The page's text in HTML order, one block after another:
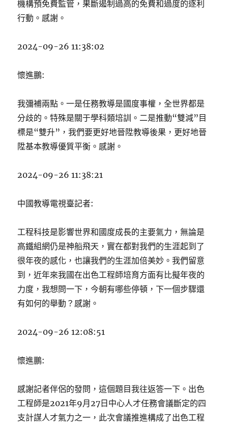
機構預免費監管，果斷遏制過高的免費和過度的逐利
行動。感謝。
2024-09-26 11:38:02
懷進鵬:
我彌補兩點。一是任務教導是國度事權，全世界都是
分歧的。特殊是關于學科類培訓。二是推動“雙減”目
標是“雙升”，我們要更好地晉陞教導後果，更好地晉
陞基本教導優質平衡。感謝。
2024-09-26 11:38:21
中國教導電視臺記者:
工程科技是影響世界和國度成長的主要氣力，無論是
高鐵組網仍是神船飛天，實在都對我們的生涯起到了
很年夜的感化，也讓我們的生涯加倍美妙。我們留意
到，近年來我國在出色工程師培育方面有比擬年夜的
力度，我想問一下，今朝有哪些停頓，下一個步驟還
有如何的舉動？感謝。
2024-09-26 12:08:51
懷進鵬:
感謝記者伴侶的發問，這個題目我往返答一下。出色
工程師是2021年9月27日中心人才任務會議斷定的四
支計謀人才氣力之一，此次會議推進構成了出色工程